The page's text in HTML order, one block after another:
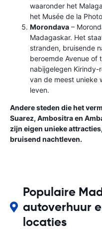
waaronder het
het Musée de la
Morondava –
Madagaskar. Het
stranden, bruisende
beroemde Avenue of
nabijgelegen Kirindy-
van de meest unieke
leven.
Andere steden die het
Suarez, Ambositra en
zijn eigen unieke
bruisend nachtleven.
Populaire
autoverhuur
locaties